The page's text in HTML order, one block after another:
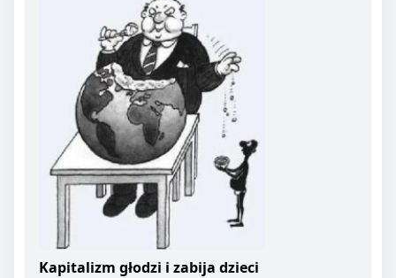
Kapitalizm głodzi i zabija dzieci